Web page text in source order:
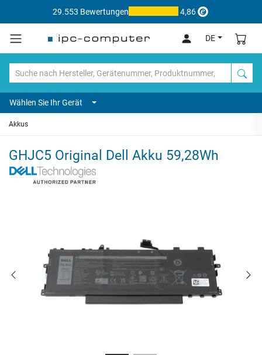
29.553 Bewertungen 4,86
DE
Wählen Sie Ihr Gerät
Akkus
GHJC5 Original Dell Akku 59,28Wh